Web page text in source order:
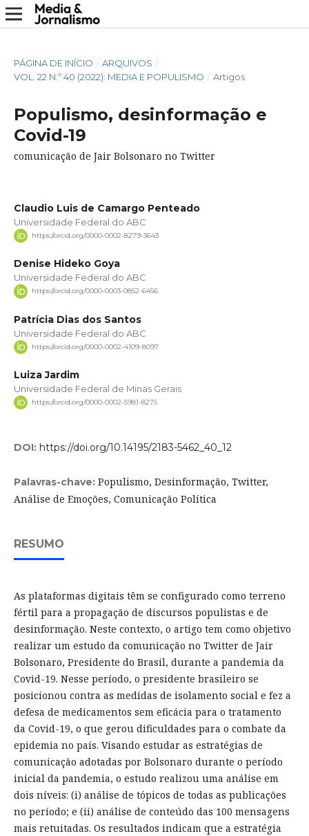
PÁGINA DE INÍCIO / ARQUIVOS /
VOL. 22 N.º 40 (2022): MEDIA E POPULISMO / Artigos
Populismo, desinformação e
Covid-19
comunicação de Jair Bolsonaro no Twitter
Claudio Luis de Camargo Penteado
Universidade Federal do ABC
https://orcid.org/0000-0002-8279-3643
Denise Hideko Goya
Universidade Federal do ABC
https://orcid.org/0000-0003-0852-6456
Patrícia Dias dos Santos
Universidade Federal do ABC
https://orcid.org/0000-0002-4109-8097
Luiza Jardim
Universidade Federal de Minas Gerais
https://orcid.org/0000-0002-5981-8275
DOI: https://doi.org/10.14195/2183-5462_40_12
Palavras-chave: Populismo, Desinformação, Twitter,
Análise de Emoções, Comunicação Política
RESUMO
As plataformas digitais têm se configurado como terreno
fértil para a propagação de discursos populistas e de
desinformação. Neste contexto, o artigo tem como objetivo
realizar um estudo da comunicação no Twitter de Jair
Bolsonaro, Presidente do Brasil, durante a pandemia da
Covid-19. Nesse período, o presidente brasileiro se
posicionou contra as medidas de isolamento social e fez a
defesa de medicamentos sem eficácia para o tratamento
da Covid-19, o que gerou dificuldades para o combate da
epidemia no país. Visando estudar as estratégias de
comunicação adotadas por Bolsonaro durante o período
inicial da pandemia, o estudo realizou uma análise em
dois níveis: (i) análise de tópicos de todas as publicações
no período; e (ii) análise de conteúdo das 100 mensagens
mais retuitadas. Os resultados indicam que a estratégia